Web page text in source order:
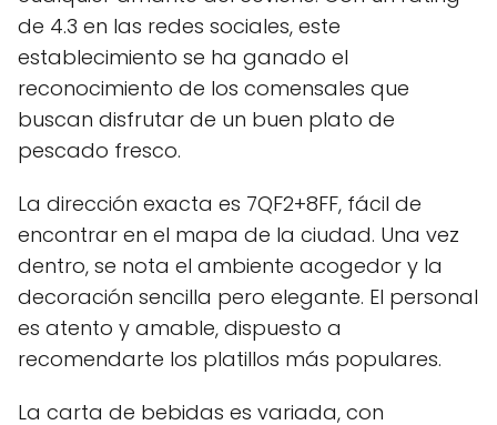
de 4.3 en las redes sociales, este
establecimiento se ha ganado el
reconocimiento de los comensales que
buscan disfrutar de un buen plato de
pescado fresco.
La dirección exacta es 7QF2+8FF, fácil de
encontrar en el mapa de la ciudad. Una vez
dentro, se nota el ambiente acogedor y la
decoración sencilla pero elegante. El personal
es atento y amable, dispuesto a
recomendarte los platillos más populares.
La carta de bebidas es variada, con